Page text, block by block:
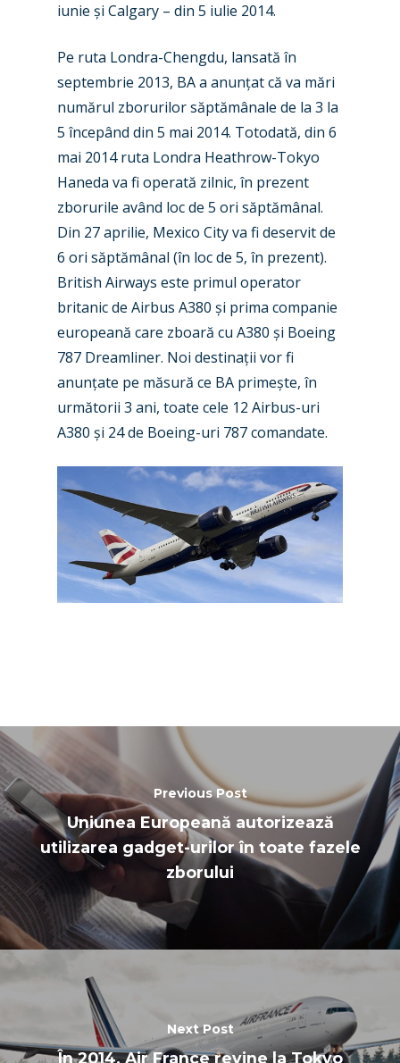
iunie și Calgary – din 5 iulie 2014.
Pe ruta Londra-Chengdu, lansată în
septembrie 2013, BA a anunțat că va mări
numărul zborurilor săptămânale de la 3 la
5 începând din 5 mai 2014. Totodată, din 6
mai 2014 ruta Londra Heathrow-Tokyo
Haneda va fi operată zilnic, în prezent
zborurile având loc de 5 ori săptămânal.
Din 27 aprilie, Mexico City va fi deservit de
6 ori săptămânal (în loc de 5, în prezent).
British Airways este primul operator
britanic de Airbus A380 și prima companie
europeană care zboară cu A380 și Boeing
787 Dreamliner. Noi destinații vor fi
anunțate pe măsură ce BA primește, în
următorii 3 ani, toate cele 12 Airbus-uri
A380 și 24 de Boeing-uri 787 comandate.
Previous Post
Uniunea Europeană autorizează
utilizarea gadget-urilor în toate fazele
zborului
Next Post
În 2014, Air France revine la Tokyo
Industry
Accidents / Incidents
Airshows
Dubai 2025
Paris 2025
Farnborough 2024
Paris 2023
Farnborough 2022
Dubai 2019
Business Jets
Military
Trip Reports
Marketplace
Jobs
Contact